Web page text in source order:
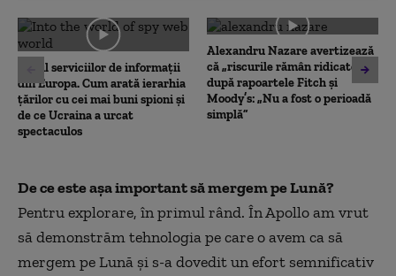
0
seconds
Topul serviciilor de informații
din Europa. Cum arată ierarhia
țărilor cu cei mai buni spioni și
de ce Ucraina a urcat
spectaculos
Alexandru Nazare avertizează
că „riscurile rămân ridicate”
după rapoartele Fitch și
Moody’s: „Nu a fost o perioadă
simplă”
De ce este așa important să mergem pe Lună?
Pentru explorare, în primul rând. În Apollo am vrut
să demonstrăm tehnologia pe care o avem ca să
mergem pe Lună și s-a dovedit un efort semnificativ